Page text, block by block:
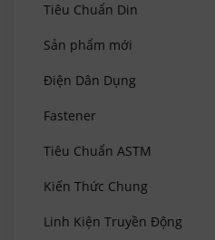
Tiêu Chuẩn Din
Sản phẩm mới
Điện Dân Dụng
Fastener
Tiêu Chuẩn ASTM
Kiến Thức Chung
Linh Kiện Truyền Động